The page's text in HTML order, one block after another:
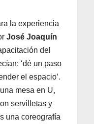
la experiencia
José Joaquín
del
‘dé un paso
el espacio’.
mesa en U,
servilletas y
una coreografía